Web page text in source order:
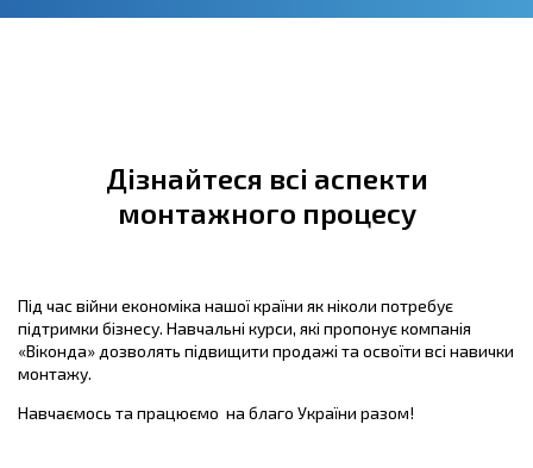
Дізнайтеся всі аспекти
монтажного процесу
Під час війни економіка нашої країни як ніколи потребує
підтримки бізнесу. Навчальні курси, які пропонує компанія
«Віконда» дозволять підвищити продажі та освоїти всі навички
монтажу.
Навчаємось та працюємо на благо України разом!